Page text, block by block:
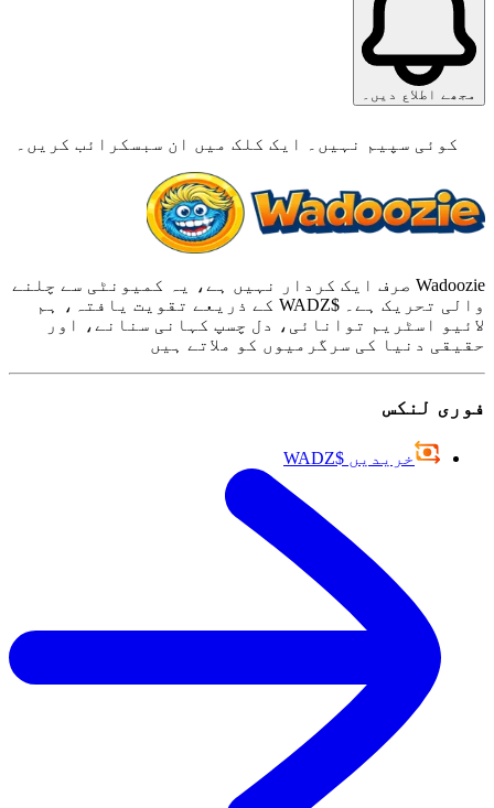
مجھے اطلاع دیں۔
کوئی سپیم نہیں۔ ایک کلک میں ان سبسکرائب کریں۔
Wadoozie صرف ایک کردار نہیں ہے، یہ کمیونٹی سے چلنے
والی تحریک ہے۔ $WADZ کے ذریعے تقویت یافتہ، ہم
لائیو اسٹریم توانائی، دل چسپ کہانی سنانے، اور
حقیقی دنیا کی سرگرمیوں کو ملاتے ہیں
فوری لنکس
خریدیں $WADZ